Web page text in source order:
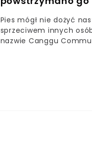
Pies mógł nie dożyć
sprzeciwem innych
nazwie Canggu